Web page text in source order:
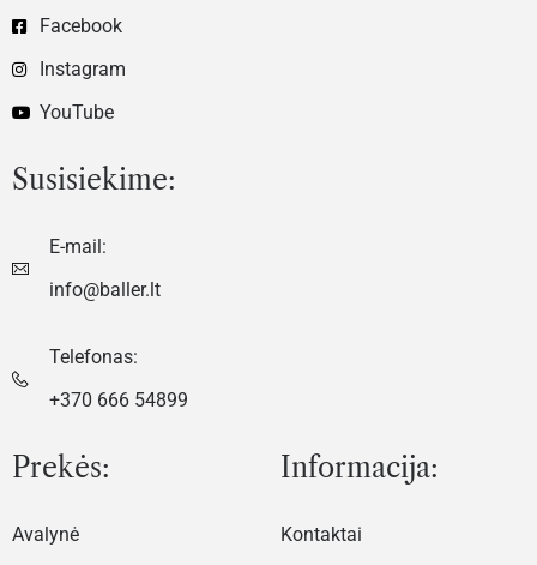
Facebook
Instagram
YouTube
Susisiekime:
E-mail:
info@baller.lt
Telefonas:
+370 666 54899
Prekės:
Avalynė
Informacija:
Kontaktai